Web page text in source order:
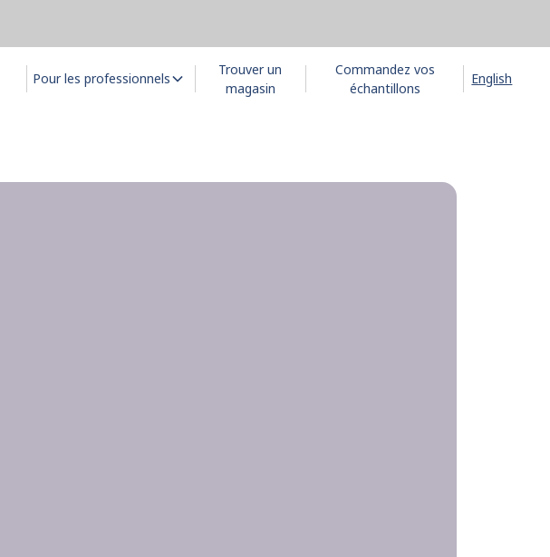
Pour les professionnels
Trouver un
magasin
Commandez vos
échantillons
English